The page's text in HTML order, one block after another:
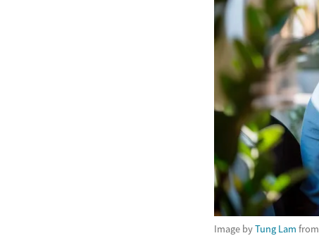
Image byTung Lam from